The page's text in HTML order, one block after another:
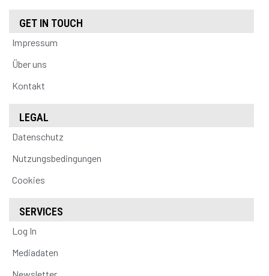
GET IN TOUCH
Impressum
Über uns
Kontakt
LEGAL
Datenschutz
Nutzungsbedingungen
Cookies
SERVICES
Log In
Mediadaten